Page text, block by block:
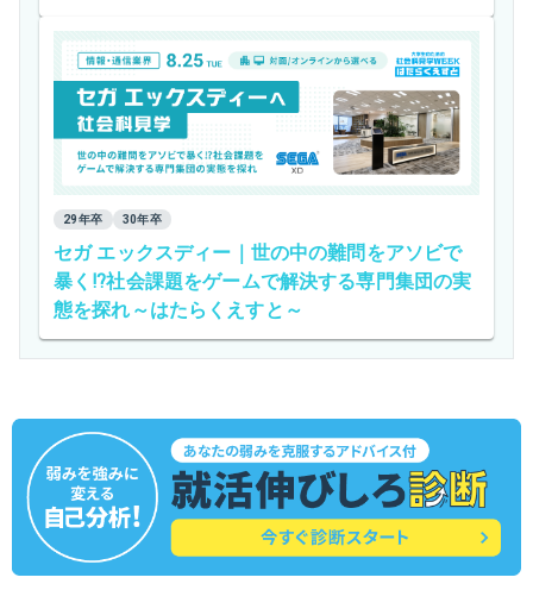
29年卒 30年卒
セガ エックスディー｜世の中の難問をアソビで
暴く⁉社会課題をゲームで解決する専門集団の実
態を探れ～はたらくえすと～